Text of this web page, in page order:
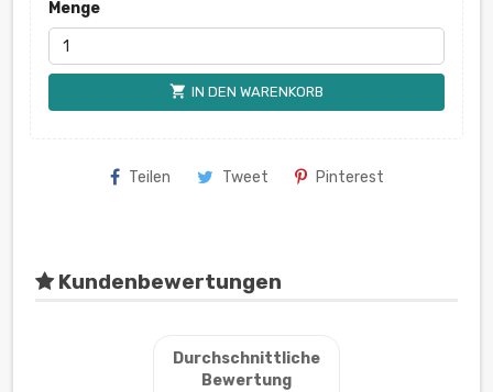
Menge
shopping_cart IN DEN WARENKORB
Teilen Tweet Pinterest
Kundenbewertungen
Durchschnittliche
Bewertung